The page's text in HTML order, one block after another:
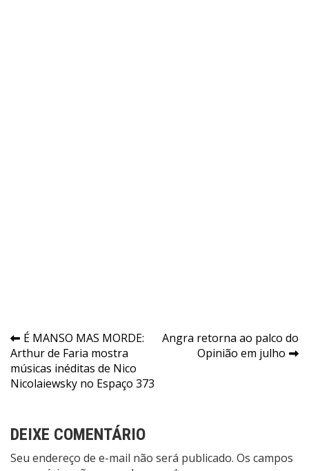
Navegação
de
Post
É MANSO MAS MORDE:
Arthur de Faria mostra
músicas inéditas de Nico
Nicolaiewsky no Espaço 373
Angra retorna ao palco do
Opinião em julho
DEIXE COMENTÁRIO
Seu endereço de e-mail não será publicado. Os campos